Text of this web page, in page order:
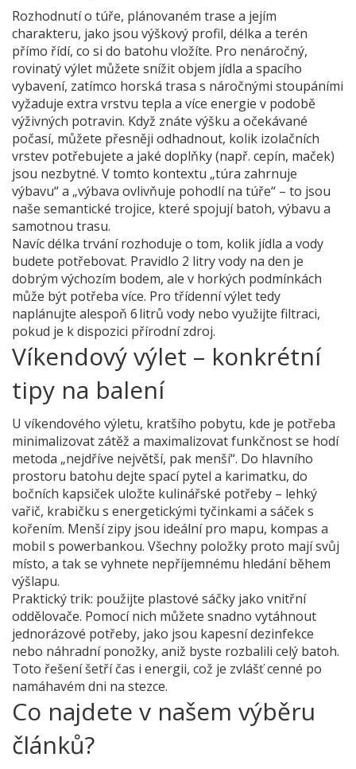
Rozhodnutí o túře, plánovaném trase a jejím
charakteru, jako jsou výškový profil, délka a terén
přímo řídí, co si do batohu vložíte. Pro nenáročný,
rovinatý výlet můžete snížit objem jídla a spacího
vybavení, zatímco horská trasa s náročnými stoupáními
vyžaduje extra vrstvu tepla a více energie v podobě
výživných potravin. Když znáte výšku a očekávané
počasí, můžete přesněji odhadnout, kolik izolačních
vrstev potřebujete a jaké doplňky (např. cepín, maček)
jsou nezbytné. V tomto kontextu „túra zahrnuje
výbavu“ a „výbava ovlivňuje pohodlí na túře“ – to jsou
naše semantické trojice, které spojují batoh, výbavu a
samotnou trasu.
Navíc délka trvání rozhoduje o tom, kolik jídla a vody
budete potřebovat. Pravidlo 2 litry vody na den je
dobrým výchozím bodem, ale v horkých podmínkách
může být potřeba více. Pro třídenní výlet tedy
naplánujte alespoň 6 litrů vody nebo využijte filtraci,
pokud je k dispozici přírodní zdroj.
Víkendový výlet – konkrétní
tipy na balení
U víkendového výletu, kratšího pobytu, kde je potřeba
minimalizovat zátěž a maximalizovat funkčnostse hodí
metoda „nejdříve největší, pak menší“. Do hlavního
prostoru batohu dejte spací pytel a karimatku, do
bočních kapsiček uložte kulinářské potřeby – lehký
vařič, krabičku s energetickými tyčinkami a sáček s
kořením. Menší zipy jsou ideální pro mapu, kompas a
mobil s powerbankou. Všechny položky proto mají svůj
místo, a tak se vyhnete nepříjemnému hledání během
výšlapu.
Praktický trik: použijte plastové sáčky jako vnitřní
oddělovače. Pomocí nich můžete snadno vytáhnout
jednorázové potřeby, jako jsou kapesní dezinfekce
nebo náhradní ponožky, aniž byste rozbalili celý batoh.
Toto řešení šetří čas i energii, což je zvlášť cenné po
namáhavém dni na stezce.
Co najdete v našem výběru
článků?